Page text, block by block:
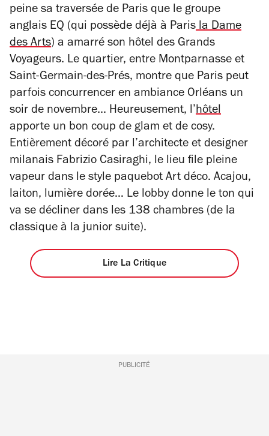
peine sa traversée de Paris que le groupe
anglais EQ (qui possède déjà à Paris la Dame
des Arts) a amarré son hôtel des Grands
Voyageurs. Le quartier, entre Montparnasse et
Saint-Germain-des-Prés, montre que Paris peut
parfois concurrencer en ambiance Orléans un
soir de novembre… Heureusement, l’hôtel
apporte un bon coup de glam et de cosy.
Entièrement décoré par l’architecte et designer
milanais Fabrizio Casiraghi, le lieu file pleine
vapeur dans le style paquebot Art déco. Acajou,
laiton, lumière dorée… Le lobby donne le ton qui
va se décliner dans les 138 chambres (de la
classique à la junior suite).
Lire La Critique
PUBLICITÉ